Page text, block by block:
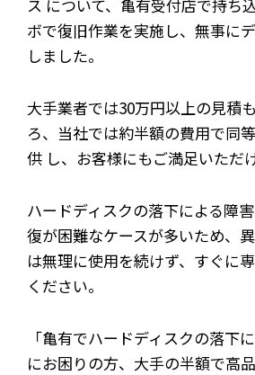
ス について、亀有受付店で持ち
ボで復旧作業を実施し、無事に
しました。
大手業者では30万円以上の見積
ろ、当社では約半額の費用で同
供 し、お客様にもご満足いただ
ハードディスクの落下による障
復が困難なケースが多いため、
は無理に使用を続けず、すぐに
ください。
「亀有でハードディスクの落下
にお困りの方、大手の半額で高